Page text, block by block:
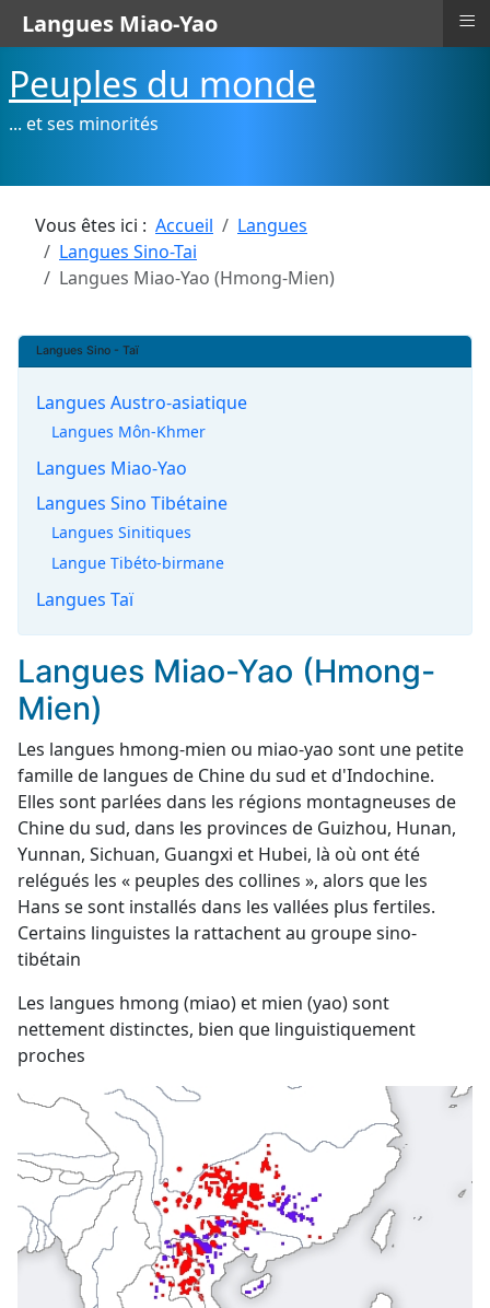
Peuples du monde
... et ses minorités
Vous êtes ici : Accueil
Langues
Langues Sino-Tai
Langues Miao-Yao (Hmong-Mien)
Langues Sino - Taï
Langues Austro-asiatique
Langues Môn-Khmer
Langues Miao-Yao
Langues Sino Tibétaine
Langues Sinitiques
Langue Tibéto-birmane
Langues Taï
Langues Miao-Yao (Hmong-
Mien)
Les langues hmong-mien ou miao-yao sont une petite
famille de langues de Chine du sud et d'Indochine.
Elles sont parlées dans les régions montagneuses de
Chine du sud, dans les provinces de Guizhou, Hunan,
Yunnan, Sichuan, Guangxi et Hubei, là où ont été
relégués les « peuples des collines », alors que les
Hans se sont installés dans les vallées plus fertiles.
Certains linguistes la rattachent au groupe sino-
tibétain
Les langues hmong (miao) et mien (yao) sont
nettement distinctes, bien que linguistiquement
proches
Langues Miao-Yao ≡